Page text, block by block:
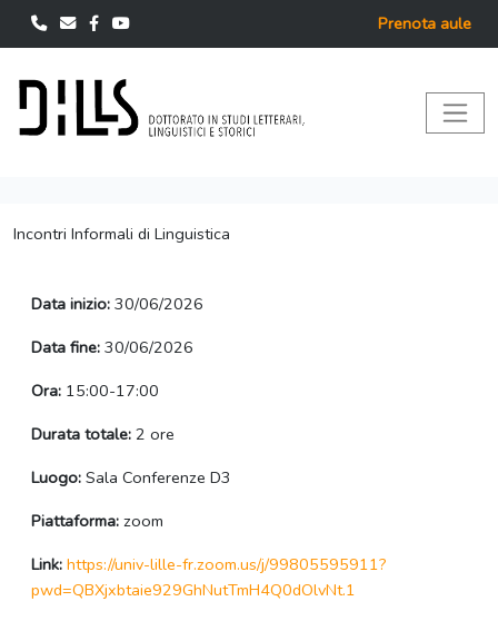
Prenota aule
Incontri Informali di Linguistica
Data inizio: 30/06/2026
Data fine: 30/06/2026
Ora: 15:00-17:00
Durata totale: 2 ore
Luogo: Sala Conferenze D3
Piattaforma: zoom
Link: https://univ-lille-fr.zoom.us/j/99805595911?
pwd=QBXjxbtaie929GhNutTmH4Q0dOlvNt.1